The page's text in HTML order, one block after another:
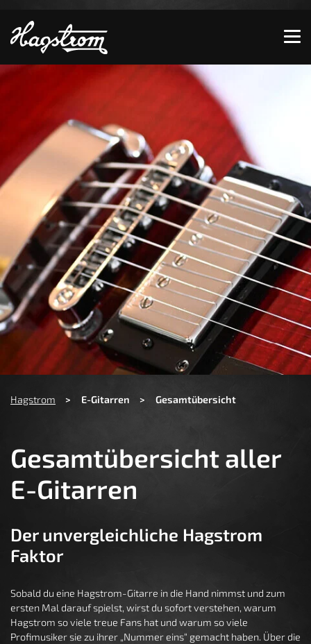
Zeige besser passende Version dieser Seite
Diese Meldung nicht mehr anzeigen
Hagstrom E-Gitarren Gesamtübersicht
Gesamtübersicht aller
E-Gitarren
Der unvergleichliche Hagstrom
Faktor
Sobald du eine Hagstrom-Gitarre in die Hand nimmst und zum
ersten Mal darauf spielst, wirst du sofort verstehen, warum
Hagstrom so viele treue Fans hat und warum so viele
Profimusiker sie zu ihrer „Nummer eins“ gemacht haben. Über die